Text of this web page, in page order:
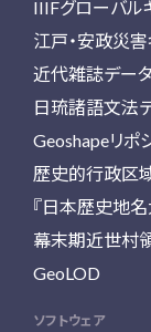
IIIFグローバル
江戸・安政災害
近代雑誌デー
日琉諸語文法
Geoshapeリポ
歴史的行政区
『日本歴史地
幕末期近世村
GeoLOD
ソフトウェア